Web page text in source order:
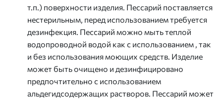
т.п.) поверхности изделия. Пессарий поставляется
нестерильным, перед использованием требуется
дезинфекция. Пессарий можно мыть теплой
водопроводной водой как с использованием , так
и без использования моющих средств. Изделие
может быть очищено и дезинфицировано
предпочтительно с использованием
альдегидсодержащих растворов. Пессарий может